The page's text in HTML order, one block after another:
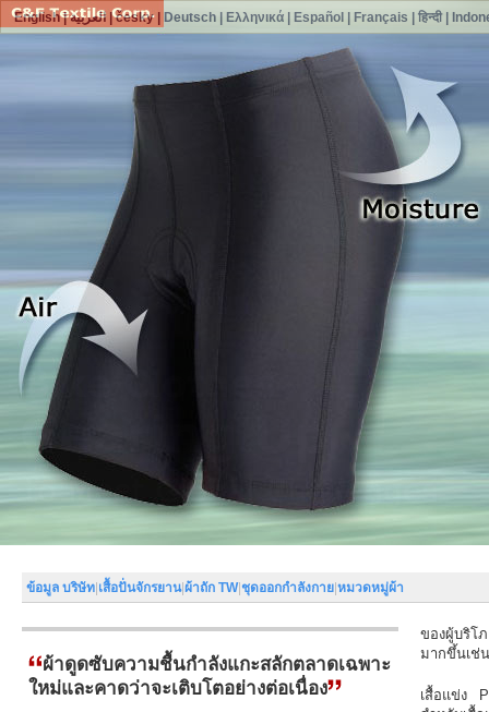
ข้อมูล บริษัท เสื้อปั่นจักรยาน|ผ้าถัก TW|ชุดออกกำลังกาย หมวดหมู่ผ้า
ผ้าดูดซับความชื้นกำลังแกะสลักตลาดเฉพาะ
ใหม่และคาดว่าจะเติบโตอย่างต่อเนื่อง
ของผู้บริโ
มากขึ้นเช่
เสื้อแข่ง
English|العربية|česky| Deutsch| Ελληνικά| Español Français हिन्दी|